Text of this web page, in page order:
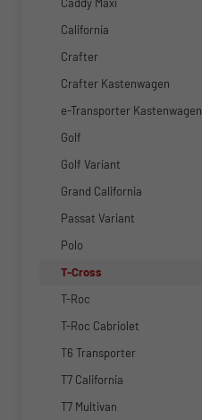
Caddy Maxi
California
Crafter
Crafter Kastenwagen
e-Transporter Kastenwagen
Golf
Golf Variant
Grand California
Passat Variant
Polo
T-Cross
T-Roc
T-Roc Cabriolet
T6 Transporter
T7 California
T7 Multivan